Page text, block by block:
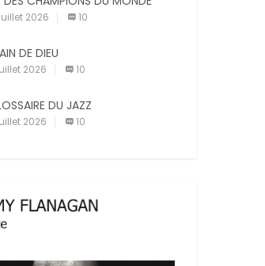
2026 10
DE DIEU
2026 10
DU JAZZ
2026 10